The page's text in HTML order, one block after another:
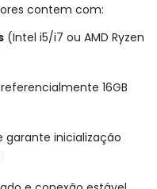
contem com:
(Intel i5/i7 ou AMD Ryzen
16GB
garante inicialização